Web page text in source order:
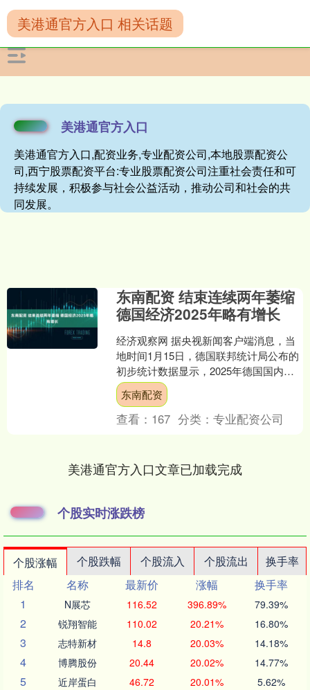
美港通官方入口
美港通官方入口,配资业务,专业配资公司,本地股票配资公
司,西宁股票配资平台:专业股票配资公司注重社会责任和可
持续发展，积极参与社会公益活动，推动公司和社会的共
同发展。
美港通官方入口 相关话题
东南配资 结束连续两年萎缩
德国经济2025年略有增长
经济观察网 据央视新闻客户端消息，当
地时间1月15日，德国联邦统计局公布的
初步统计数据显示，2025年德国国内生
产总值（GDP）比上年增长了0.2%。在
经历了连....
东南配资
查看： 167 分类：专业配资公司
美港通官方入口文章已加载完成
个股实时涨跌榜
个股涨幅 个股跌幅 个股流入 个股流出
换手率
排名
名称 最新价 涨幅
换手率
1
N展芯 116.52 396.89% 79.39%
2 锐翔智能 110.02 20.21% 16.80%
3 志特新材 14.8 20.03% 14.18%
4 博腾股份 20.44 20.02% 14.77%
5 近岸蛋白 46.72 20.01% 5.62%